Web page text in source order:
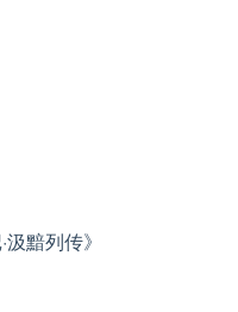
黯列传》